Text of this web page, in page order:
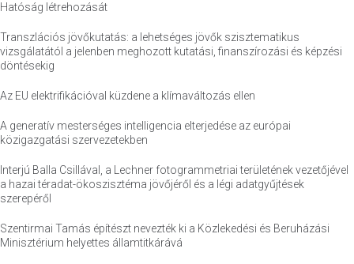
Hatóság létrehozását
Transzlációs jövőkutatás: a lehetséges jövők szisztematikus
vizsgálatától a jelenben meghozott kutatási, finanszírozási és képzési
döntésekig
Az EU elektrifikációval küzdene a klímaváltozás ellen
A generatív mesterséges intelligencia elterjedése az európai
közigazgatási szervezetekben
Interjú Balla Csillával, a Lechner fotogrammetriai területének vezetőjével
a hazai téradat-ökoszisztéma jövőjéről és a légi adatgyűjtések
szerepéről
Szentirmai Tamás építészt nevezték ki a Közlekedési és Beruházási
Minisztérium helyettes államtitkárává